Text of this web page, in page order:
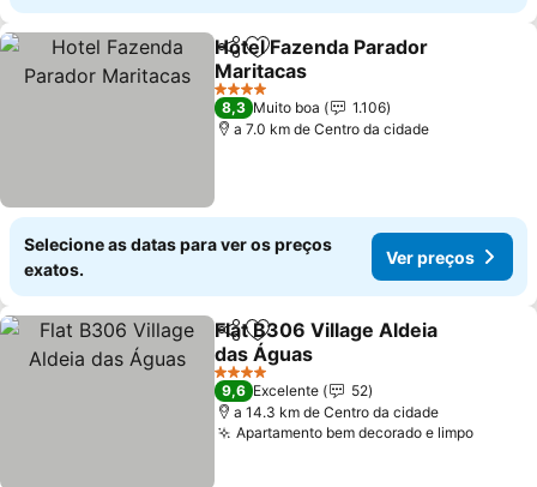
PartilharAdicionar aos favoritos
Hotel Fazenda Parador
Maritacas
Ver preços
4 Estrelas
8,3 Muito boa
1.106
a 7.0 km de Centro da cidade
Selecione as datas para ver os preços
exatos.
Ver preços
PartilharAdicionar aos favoritos
Flat B306 Village Aldeia
das Águas
Ver preços
4 Estrelas
9,6 Excelente
52
a 14.3 km de Centro da cidade
Apartamento bem decorado e limpoVer